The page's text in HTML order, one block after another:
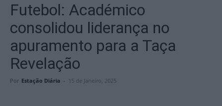
Futebol: Académico
consolidou liderança no
apuramento para a Taça
Revelação
Por Estação Diária - 15 de Janeiro, 2025